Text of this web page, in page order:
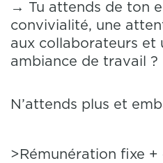
→ Tu attends de ton
convivialité, une
aux collaborateurs et
ambiance de travail ?
N’attends plus et
>Rémunération fixe